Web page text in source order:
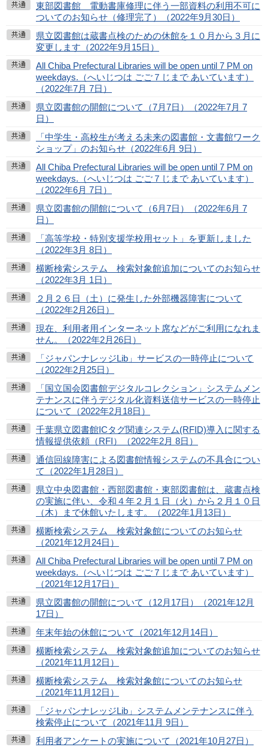
東部図書館 電動書庫修理に伴う一部資料の利用不可に
ついてのお知らせ（修理完了）（2022年9月30日）
県立図書館は蔵書点検のための休館を１０月から３月に
変更します（2022年9月15日）
All Chiba Prefectural Libraries will be open until 7 PM on
weekdays.（へいじつは ごご７じまで あいています）
（2022年7月 7日）
県立図書館の開館について（7月7日）（2022年7月 7
日）
「中学生・高校生が考える未来の図書館・文書館ワーク
ショップ」のお知らせ（2022年6月 9日）
All Chiba Prefectural Libraries will be open until 7 PM on
weekdays.（へいじつは ごご７じまで あいています）
（2022年6月 7日）
県立図書館の開館について（6月7日）（2022年6月 7
日）
「高等学校・特別支援学校用セット」を更新しました
（2022年3月 8日）
横断検索システム 検索対象館追加についてのお知らせ
（2022年3月 1日）
２月２６日（土）に発生した外部機器障害について
（2022年2月26日）
現在、利用者用インターネット席などがご利用になれま
せん。（2022年2月26日）
「ジャパンナレッジLib」サービスの一時停止について
（2022年2月25日）
「国立国会図書館デジタルコレクション」システムメン
テナンスに伴うデジタル化資料送信サービスの一時停止
について（2022年2月18日）
千葉県立図書館ICタグ関連システム(RFID)導入に関する
情報提供依頼（RFI）（2022年2月 8日）
通信回線障害による図書館情報システムの不具合につい
て（2022年1月28日）
県立中央図書館・西部図書館・東部図書館は、蔵書点検
の実施に伴い、令和４年２月１日（火）から２月１０日
（木）まで休館いたします。（2022年1月13日）
横断検索システム 検索対象館についてのお知らせ
（2021年12月24日）
All Chiba Prefectural Libraries will be open until 7 PM on
weekdays.（へいじつは ごご７じまで あいています）
（2021年12月17日）
県立図書館の開館について（12月17日）（2021年12月
17日）
年末年始の休館について（2021年12月14日）
横断検索システム 検索対象館追加についてのお知らせ
（2021年11月12日）
横断検索システム 検索対象館についてのお知らせ
（2021年11月12日）
「ジャパンナレッジLib」システムメンテナンスに伴う
検索停止について（2021年11月 9日）
利用者アンケートの実施について（2021年10月27日）